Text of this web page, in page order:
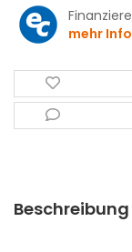
mehr
Beschreibung